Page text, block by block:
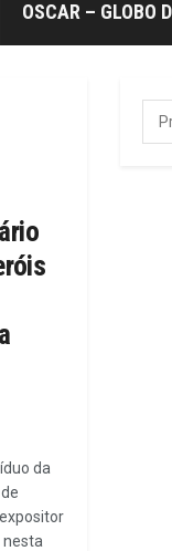
OSCAR – GLOBO
da
nesta